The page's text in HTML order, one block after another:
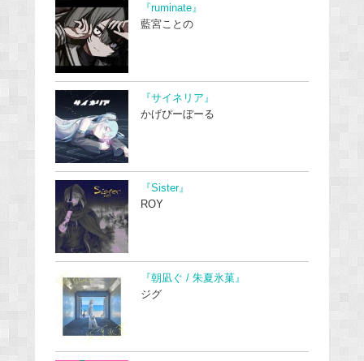
『ruminate』
藍宮ことの
『サイネリア』
かげぴーぼーる
『Sister』
ROY
『朝凪ぐ / 朱夏氷菓』
ジグ